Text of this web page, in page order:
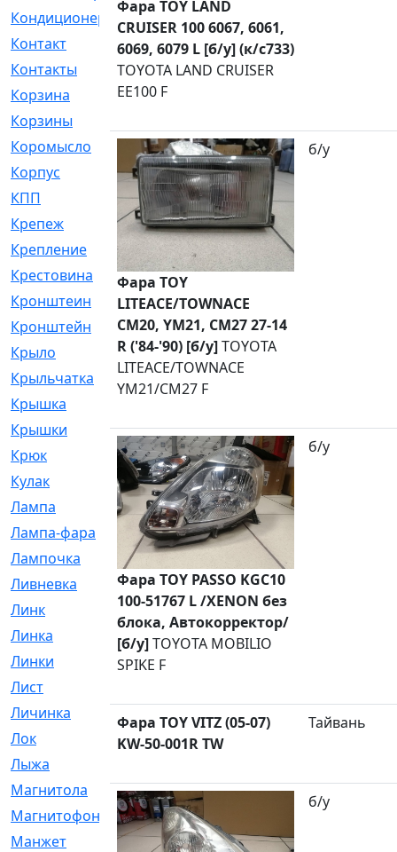
Кондиционер
[2]
Контакт
[3]
Контакты
[4]
Корзина
Корзины
Коромысло
[6]
Корпус
[41]
КПП
[70]
Крепеж
[4]
Крепление
[23]
Крестовина
[309]
Кронштеин
[1]
Кронштейн
[59]
Крыло
[285]
Крыльчатка
[17]
Крышка
Крышки
[4]
Крюк
[1]
Кулак
[9]
Лампа
[128]
Лампа-фара
[4]
Лампочка
[209]
Ливневка
[66]
Линк
[3]
Линка
[64]
Линки
[913]
Лист
Личинка
[3]
Лок
[1]
Лыжа
Магнитола
[11]
Магнитофон
[1]
Манжет
[194]
Фара TOY LAND
CRUISER 100 6067, 6061,
6069, 6079 L [б/у] (к/с733)
TOYOTA LAND CRUISER
EE100 F
Фара TOY
LITEACE/TOWNACE
CM20, YM21, CM27 27-14
R ('84-'90) [б/у]TOYOTA
LITEACE/TOWNACE
YM21/CM27 F
б/у
Фара TOY PASSO KGC10
100-51767 L /XENON без
блока, Автокорректор/
[б/у]TOYOTA MOBILIO
SPIKE F
б/у
Фара TOY VITZ (05-07)
KW-50-001R TW
Тайвань
б/у